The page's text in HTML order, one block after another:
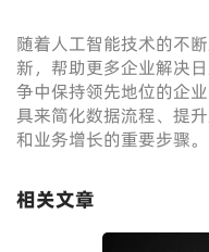
随着人工智能技术的不断
新，帮助更多企业解决
争中保持领先地位的企
具来简化数据流程、提
和业务增长的重要步骤。
相关文章